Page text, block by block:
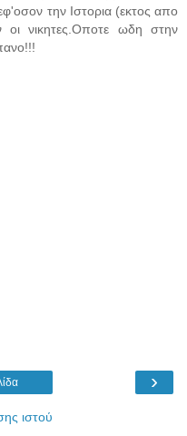
την Ιστορια (εκτος απο
οι νικητες.Οποτε ωδη στην
›
ιστού